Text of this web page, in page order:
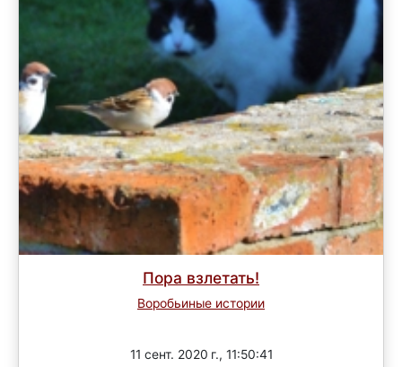
Пора взлетать!
Воробьиные истории
11 сент. 2020 г., 11:50:41